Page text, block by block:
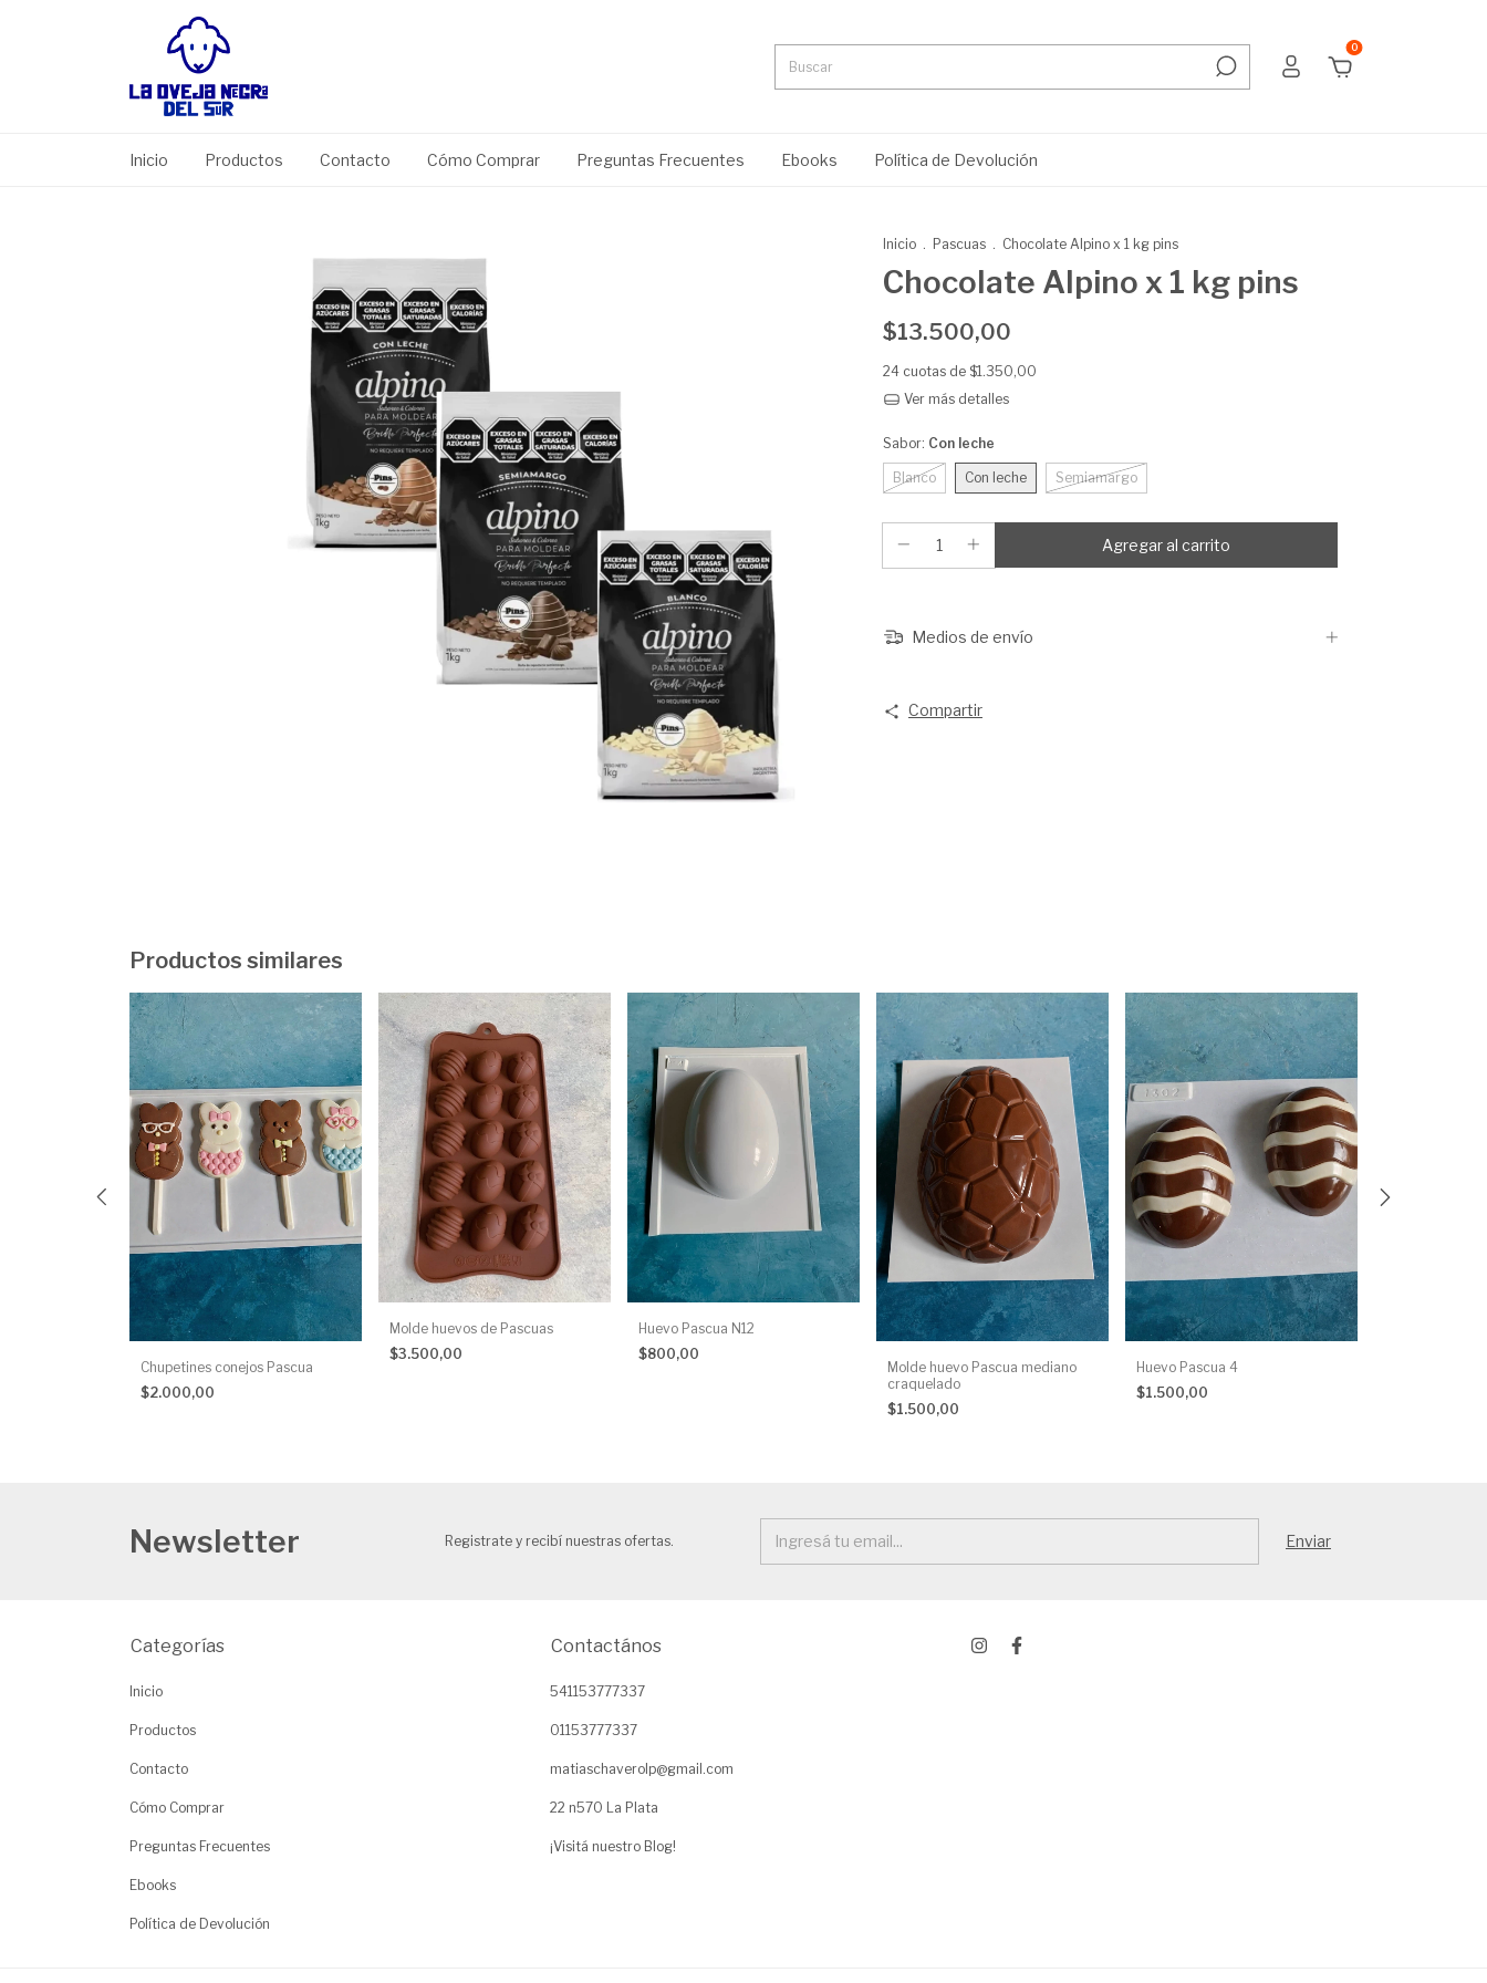
0
Inicio Productos Contacto Cómo Comprar Preguntas Frecuentes Ebooks Política de Devolución
Inicio . Pascuas . Chocolate Alpino x 1 kg pins
Chocolate Alpino x 1 kg pins
$13.500,00
24 cuotas de $1.350,00
Ver más detalles
Sabor: Con leche
Blanco Con leche Semiamargo
Medios de envío
Compartir
Productos similares
Chupetines conejos Pascua
$2.000,00
Molde huevos de Pascuas
$3.500,00
Huevo Pascua N12
$800,00
Molde huevo Pascua mediano
craquelado
$1.500,00
Huevo Pascua 4
$1.500,00
Newsletter Registrate y recibí nuestras ofertas.
Categorías
Inicio
Productos
Contacto
Cómo Comprar
Preguntas Frecuentes
Ebooks
Política de Devolución
Contactános
541153777337
01153777337
matiaschaverolp@gmail.com
22 n570 La Plata
¡Visitá nuestro Blog!